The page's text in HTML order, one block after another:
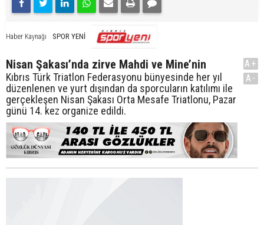
Haber Kaynağı SPOR YENİ
Nisan Şakası’nda zirve Mahdi ve Mine’nin
Kıbrıs Türk Triatlon Federasyonu bünyesinde her yıl
düzenlenen ve yurt dışından da sporcuların katılımı ile
gerçekleşen Nisan Şakası Orta Mesafe Triatlonu, Pazar
günü 14. kez organize edildi.
A+
A-